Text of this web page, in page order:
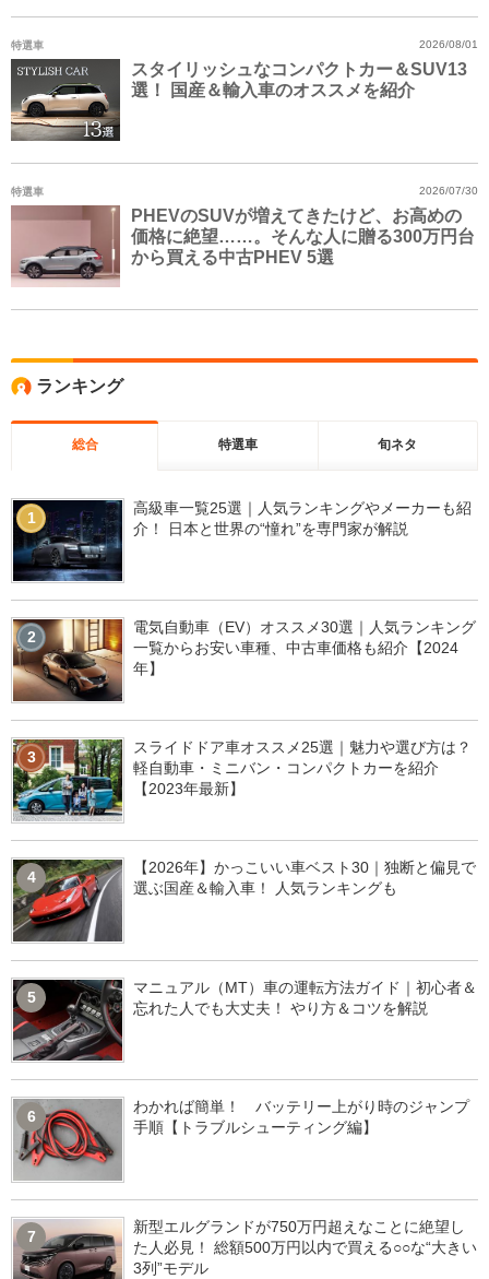
特選車
スタイリッシュなコンパクトカー＆SUV13
選！ 国産＆輸入車のオススメを紹介
2026/08/01
特選車
PHEVのSUVが増えてきたけど、お高めの
価格に絶望……。そんな人に贈る300万円台
から買える中古PHEV 5選
2026/07/30
ランキング
総合 特選車 旬ネタ
1
高級車一覧25選｜人気ランキングやメーカーも紹
介！ 日本と世界の“憧れ”を専門家が解説
2
電気自動車（EV）オススメ30選｜人気ランキング
一覧からお安い車種、中古車価格も紹介【2024
年】
3
スライドドア車オススメ25選｜魅力や選び方は？
軽自動車・ミニバン・コンパクトカーを紹介
【2023年最新】
4
【2026年】かっこいい車ベスト30｜独断と偏見で
選ぶ国産＆輸入車！ 人気ランキングも
5
マニュアル（MT）車の運転方法ガイド｜初心者＆
忘れた人でも大丈夫！ やり方＆コツを解説
6
わかれば簡単！ バッテリー上がり時のジャンプ
手順【トラブルシューティング編】
7
新型エルグランドが750万円超えなことに絶望し
た人必見！ 総額500万円以内で買える○○な“大きい
3列”モデル